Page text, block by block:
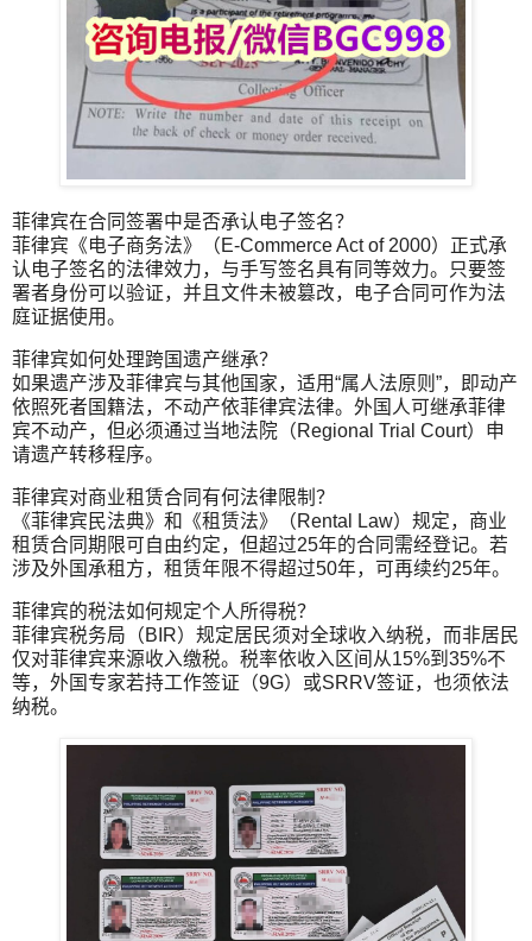
菲律宾在合同签署中是否承认电子签名？
菲律宾《电子商务法》（E-Commerce Act of 2000）正式承
认电子签名的法律效力，与手写签名具有同等效力。只要签
署者身份可以验证，并且文件未被篡改，电子合同可作为法
庭证据使用。
菲律宾如何处理跨国遗产继承？
如果遗产涉及菲律宾与其他国家，适用“属人法原则”，即动产
依照死者国籍法，不动产依菲律宾法律。外国人可继承菲律
宾不动产，但必须通过当地法院（Regional Trial Court）申
请遗产转移程序。
菲律宾对商业租赁合同有何法律限制？
《菲律宾民法典》和《租赁法》（Rental Law）规定，商业
租赁合同期限可自由约定，但超过25年的合同需经登记。若
涉及外国承租方，租赁年限不得超过50年，可再续约25年。
菲律宾的税法如何规定个人所得税？
菲律宾税务局（BIR）规定居民须对全球收入纳税，而非居民
仅对菲律宾来源收入缴税。税率依收入区间从15%到35%不
等，外国专家若持工作签证（9G）或SRRV签证，也须依法
纳税。